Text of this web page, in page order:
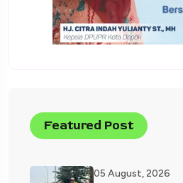
Featured Post
05 August, 2026